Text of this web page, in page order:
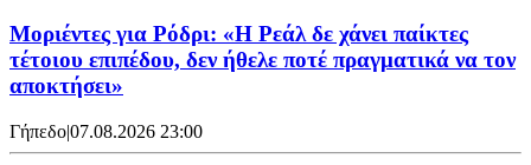
Μοριέντες για Ρόδρι: «Η Ρεάλ δε χάνει παίκτες
τέτοιου επιπέδου, δεν ήθελε ποτέ πραγματικά να τον
αποκτήσει»
Γήπεδο|07.08.2026 23:00